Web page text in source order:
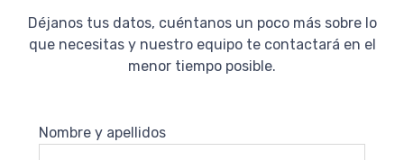
Déjanos tus datos, cuéntanos un poco más sobre lo
que necesitas y nuestro equipo te contactará en el
menor tiempo posible.
Nombre y apellidos